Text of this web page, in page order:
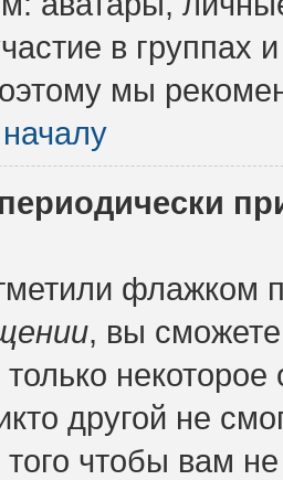
в группах
мы
флажком
, вы
другой не
чтобы вам